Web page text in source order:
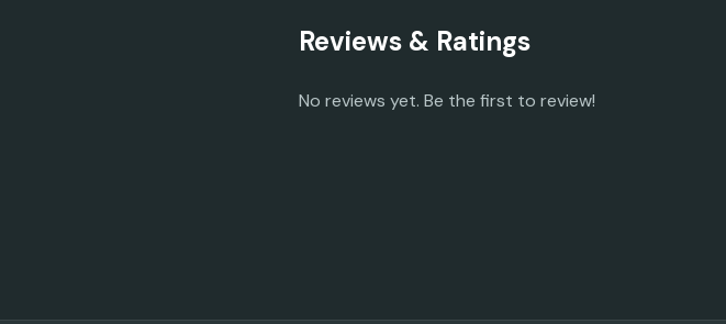
Reviews & Ratings
No reviews yet. Be the first to review!